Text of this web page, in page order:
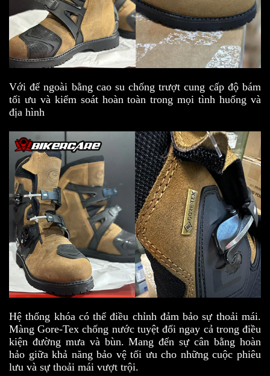
Với đế ngoài bằng cao su chống trượt cung cấp độ bám
tối ưu và kiểm soát hoàn toàn trong mọi tình huống và
địa hình
Hệ thống khóa có thể điều chỉnh đảm bảo sự thoải mái.
Màng Gore-Tex chống nước tuyệt đối ngay cả trong điều
kiện đường mưa và bùn. Mang đến sự cân bằng hoàn
hảo giữa khả năng bảo vệ tối ưu cho những cuộc phiêu
lưu và sự thoải mái vượt trội.